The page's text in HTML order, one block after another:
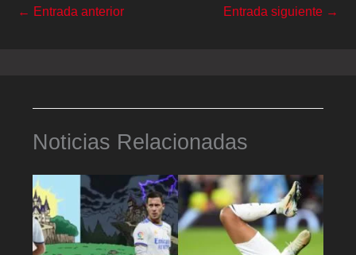
← Entrada anterior Entrada siguiente →
Noticias Relacionadas